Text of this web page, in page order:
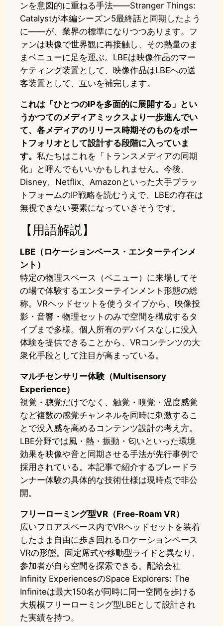
ンを意図的に重ねる手法——Stranger Things:
Catalystが本編シーズン5最終話と同期したよう
に——が、業界の標準になりつつあります。フ
ァンは映像で世界観に再接触し、その熱量のま
まベニューに足を運ぶ。LBEは映像作品のマー
ケティング装置として、映像作品はLBEへの送
客装置として、互いを補完します。
これは「ひとつのIPを多面的に展開する」とい
うかつてのメディアミックスより一歩進んでい
て、各メディアのリリース時期そのものをポー
トフォリオとして設計する段階に入っていま
す。 私たちはこれを「トランスメディアの同期
化」と呼んでもいいかもしれません。今後、
Disney、Netflix、Amazonといった大手プラッ
トフォームのIP戦略を読むうえで、LBEの存在は
無視できない要素になっていきそうです。
【用語解説】
LBE（ロケーションベース・エンターテインメ
ント）
特定の物理スペース（ベニュー）に来場してそ
の場で体験するエンターテインメント形態の総
称。VRヘッドセットを使うタイプから、映像投
影・音響・物理セットのみで空間を構成するタ
イプまで多様。個人所有のデバイスなしに没入
体験を提供できることから、VRコンテンツの大
衆化手段として注目が高まっている。
マルチセンサリー体験（Multisensory
Experience）
視覚・聴覚だけでなく、触覚・嗅覚・温度感覚
など複数の感覚チャンネルを同時に刺激するこ
とで没入感を高めるコンテンツ設計の考え方。
LBE分野では風・熱・振動・匂いといった環境
効果を映像や音と同期させる手法が先行事例で
採用されている。本記事で紹介するブレードラ
ンナー体験の具体的な技術仕様は現時点で非公
開。
フリーローミング型VR（Free-Roam VR）
広いフロアスペース内でVRヘッドセットを装着
したまま自由に歩き回れるロケーションベース
VRの形態。固定席式や移動型ライドと異なり、
参加者が自ら空間を探索できる。配給会社
Infinity ExperiencesのSpace Explorers: The
Infiniteは最大150名が同時に同一空間を歩ける
大規模フリーローミング型LBEとして設計され
た実績を持つ。